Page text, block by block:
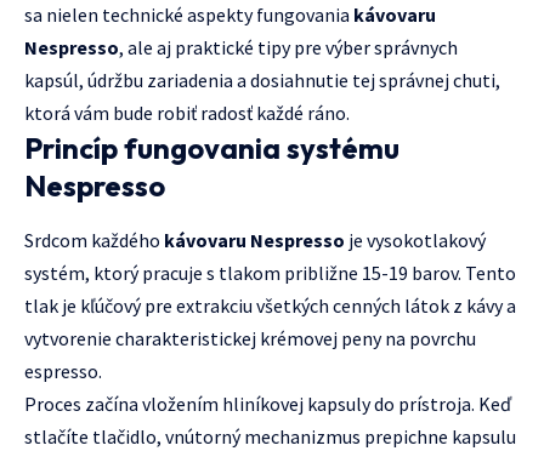
sa nielen technické aspekty fungovania kávovaru
Nespresso, ale aj praktické tipy pre výber správnych
kapsúl, údržbu zariadenia a dosiahnutie tej správnej chuti,
ktorá vám bude robiť radosť každé ráno.
Princíp fungovania systému
Nespresso
Srdcom každého kávovaru Nespresso je vysokotlakový
systém, ktorý pracuje s tlakom približne 15-19 barov. Tento
tlak je kľúčový pre extrakciu všetkých cenných látok z kávy a
vytvorenie charakteristickej krémovej peny na povrchu
espresso.
Proces začína vložením hliníkovej kapsuly do prístroja. Keď
stlačíte tlačidlo, vnútorný mechanizmus prepichne kapsulu